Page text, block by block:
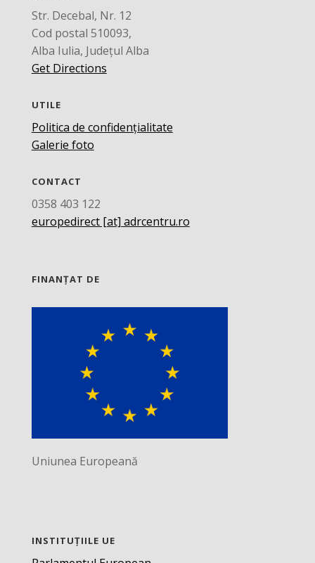
Str. Decebal, Nr. 12
Cod postal 510093,
Alba Iulia, Județul Alba
Get Directions
UTILE
Politica de confidențialitate
Galerie foto
CONTACT
0358 403 122
europedirect [at] adrcentru.ro
FINANȚAT DE
Uniunea Europeană
INSTITUȚIILE UE